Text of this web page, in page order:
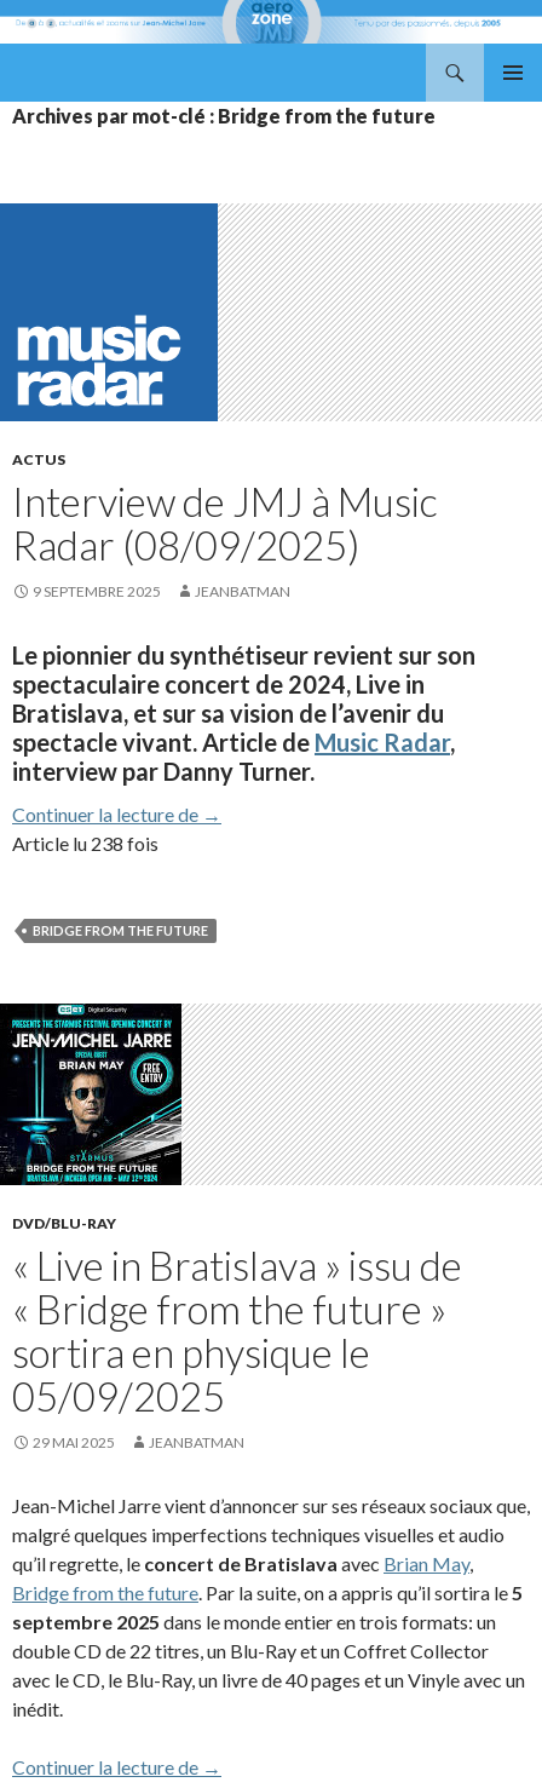
AU
Archives par mot-clé : Bridge from the future
ACTUS
Interview de JMJ à Music
Radar (08/09/2025)
9 SEPTEMBRE 2025 JEANBATMAN
Le pionnier du synthétiseur revient sur son
spectaculaire concert de 2024, Live in
Bratislava, et sur sa vision de l’avenir du
spectacle vivant. Article de Music Radar,
interview par Danny Turner.
Continuer la lecture de Interview de JMJ à Music Radar (08/09/
→
Article lu 238 fois
BRIDGE FROM THE FUTURE
DVD/BLU-RAY
« Live in Bratislava » issu de
« Bridge from the future »
sortira en physique le
05/09/2025
29 MAI 2025 JEANBATMAN
Jean-Michel Jarre vient d’annoncer sur ses réseaux sociaux que,
malgré quelques imperfections techniques visuelles et audio
qu’il regrette, le concert de Bratislava avec Brian May,
Bridge from the future. Par la suite, on a appris qu’il sortira le5
septembre 2025 dans le monde entier en trois formats: un
double CD de 22 titres, un Blu-Ray et un Coffret Collector
avec le CD, le Blu-Ray, un livre de 40 pages et un Vinyle avec un
inédit.
Continuer la lecture de « Live in Bratislava » issu de « Bridge
→